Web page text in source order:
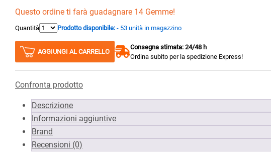
Questo ordine ti farà guadagnare 14 Gemme!
Quantità Prodotto disponibile: - 53 unità in magazzino
AGGIUNGI AL CARRELLO
Consegna stimata: 24/48 h
Ordina subito per la spedizione Express!
Confronta prodotto
Descrizione
Informazioni aggiuntive
Brand
Recensioni (0)